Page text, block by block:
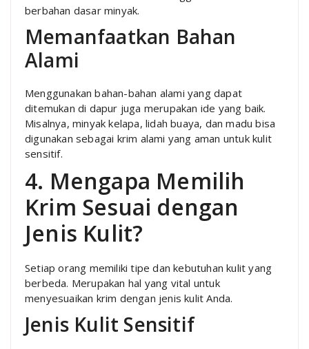
berbahan dasar minyak.
Memanfaatkan Bahan
Alami
Menggunakan bahan-bahan alami yang dapat
ditemukan di dapur juga merupakan ide yang baik.
Misalnya, minyak kelapa, lidah buaya, dan madu bisa
digunakan sebagai krim alami yang aman untuk kulit
sensitif.
4. Mengapa Memilih
Krim Sesuai dengan
Jenis Kulit?
Setiap orang memiliki tipe dan kebutuhan kulit yang
berbeda. Merupakan hal yang vital untuk
menyesuaikan krim dengan jenis kulit Anda.
Jenis Kulit Sensitif